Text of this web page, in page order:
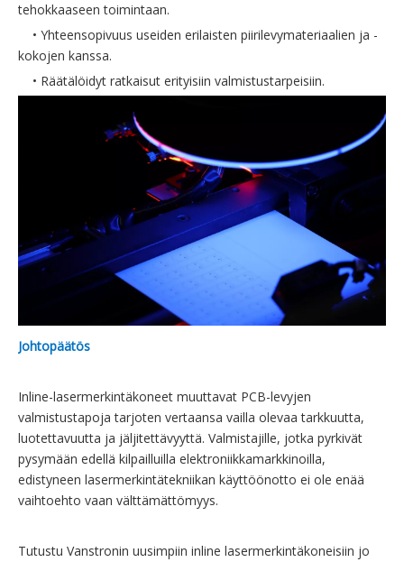
tehokkaaseen toimintaan.
• Yhteensopivuus useiden erilaisten piirilevymateriaalien ja -
kokojen kanssa.
• Räätälöidyt ratkaisut erityisiin valmistustarpeisiin.
Johtopäätös
Inline-lasermerkintäkoneet muuttavat PCB-levyjen
valmistustapoja tarjoten vertaansa vailla olevaa tarkkuutta,
luotettavuutta ja jäljitettävyyttä. Valmistajille, jotka pyrkivät
pysymään edellä kilpailluilla elektroniikkamarkkinoilla,
edistyneen lasermerkintätekniikan käyttöönotto ei ole enää
vaihtoehto vaan välttämättömyys.
Tutustu Vanstronin uusimpiin inline lasermerkintäkoneisiin jo